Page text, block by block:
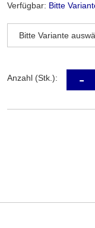
Verfügbar: Bitte
Anzahl (Stk.):